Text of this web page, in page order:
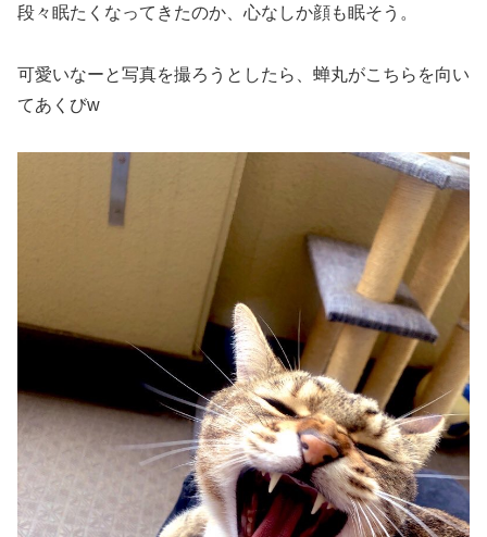
段々眠たくなってきたのか、心なしか顔も眠そう。
可愛いなーと写真を撮ろうとしたら、蝉丸がこちらを向い
てあくびw